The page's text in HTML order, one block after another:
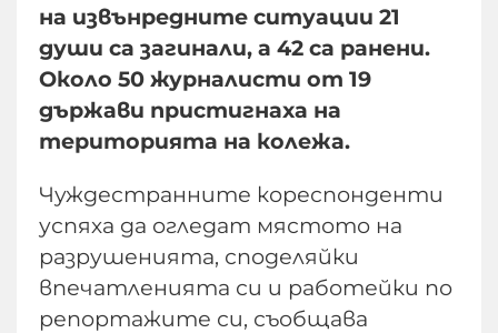
на извънредните ситуации 21
души са загинали, а 42 са ранени.
Около 50 журналисти от 19
държави пристигнаха на
територията на колежа.
Чуждестранните кореспонденти
успяха да огледат мястото на
разрушенията, споделяйки
впечатленията си и работейки по
репортажите си, съобщава